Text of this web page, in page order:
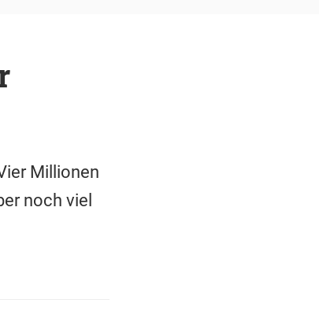
Millionen
noch viel